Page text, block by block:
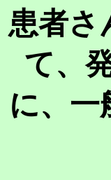
患者さ
て、
に、一